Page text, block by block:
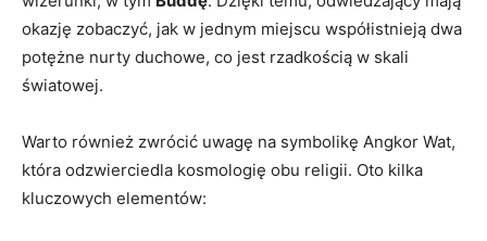
okazję zobaczyć, jak w jednym miejscu współistnieją dwa
potężne nurty duchowe, co jest rzadkością w skali
światowej.
Warto również zwrócić uwagę na symbolikę Angkor Wat,
która odzwierciedla kosmologię obu religii. Oto kilka
kluczowych elementów: